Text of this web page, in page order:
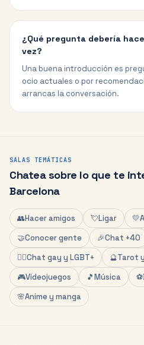
¿Qué pregunta debería
vez?
Una buena introducción es
ocio actuales o por
arrancas la conversación.
SALAS TEMÁTICAS
Chatea sobre lo que te
Barcelona
👥Hacer amigos 💘Ligar 💛
🤝Conocer gente 🎉Chat +40
🏳️‍🌈Chat gay y LGBT+ 🔮Tarot
🎮Videojuegos 🎵Música ⚽
🌸Anime y manga